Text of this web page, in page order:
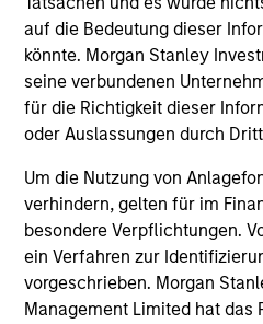
auf die Bedeutung dieser
könnte. Morgan Stanley
seine verbundenen
für die Richtigkeit dieser
oder Auslassungen durch
Um die Nutzung von
verhindern, gelten für im
besondere Verpflichtungen.
ein Verfahren zur
vorgeschrieben. Morgan
Management Limited hat das
Team Insights
COUNTERPOINT GLOBAL